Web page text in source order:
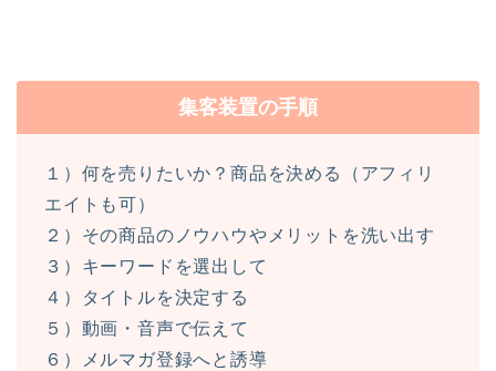
集客装置の手順
１）何を売りたいか？商品を決める（アフィリ
エイトも可）
２）その商品のノウハウやメリットを洗い出す
３）キーワードを選出して
４）タイトルを決定する
５）動画・音声で伝えて
６）メルマガ登録へと誘導